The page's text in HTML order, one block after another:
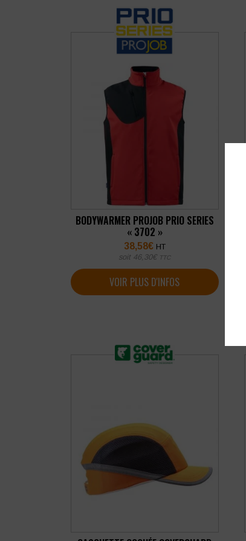
BODYWARMER PROJOB PRIO SERIES
« 3702 »
38,58€ HT
soit 46,30€ TTC
VOIR PLUS D'INFOS